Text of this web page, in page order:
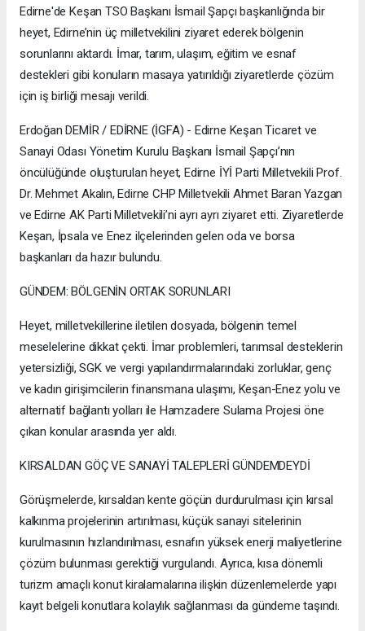
Edirne'de Keşan TSO Başkanı İsmail Şapçı başkanlığında bir
heyet, Edirne’nin üç milletvekilini ziyaret ederek bölgenin
sorunlarını aktardı. İmar, tarım, ulaşım, eğitim ve esnaf
destekleri gibi konuların masaya yatırıldığı ziyaretlerde çözüm
için iş birliği mesajı verildi.
Erdoğan DEMİR / EDİRNE (İGFA) - Edirne Keşan Ticaret ve
Sanayi Odası Yönetim Kurulu Başkanı İsmail Şapçı’nın
öncülüğünde oluşturulan heyet, Edirne İYİ Parti Milletvekili Prof.
Dr. Mehmet Akalın, Edirne CHP Milletvekili Ahmet Baran Yazgan
ve Edirne AK Parti Milletvekili’ni ayrı ayrı ziyaret etti. Ziyaretlerde
Keşan, İpsala ve Enez ilçelerinden gelen oda ve borsa
başkanları da hazır bulundu.
GÜNDEM: BÖLGENİN ORTAK SORUNLARI
Heyet, milletvekillerine iletilen dosyada, bölgenin temel
meselelerine dikkat çekti. İmar problemleri, tarımsal desteklerin
yetersizliği, SGK ve vergi yapılandırmalarındaki zorluklar, genç
ve kadın girişimcilerin finansmana ulaşımı, Keşan-Enez yolu ve
alternatif bağlantı yolları ile Hamzadere Sulama Projesi öne
çıkan konular arasında yer aldı.
KIRSALDAN GÖÇ VE SANAYİ TALEPLERİ GÜNDEMDEYDİ
Görüşmelerde, kırsaldan kente göçün durdurulması için kırsal
kalkınma projelerinin artırılması, küçük sanayi sitelerinin
kurulmasının hızlandırılması, esnafın yüksek enerji maliyetlerine
çözüm bulunması gerektiği vurgulandı. Ayrıca, kısa dönemli
turizm amaçlı konut kiralamalarına ilişkin düzenlemelerde yapı
kayıt belgeli konutlara kolaylık sağlanması da gündeme taşındı.